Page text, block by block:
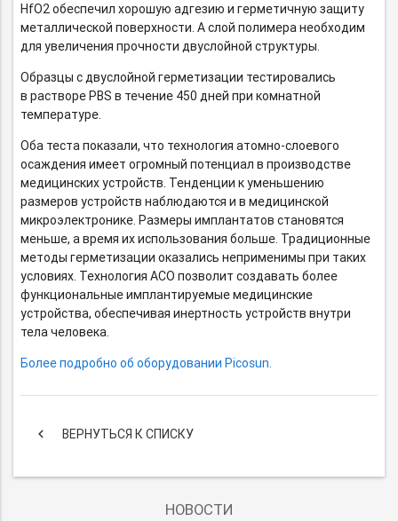
HfO2 обеспечил хорошую адгезию и герметичную защиту
металлической поверхности. А слой полимера необходим
для увеличения прочности двуслойной структуры.
Образцы с двуслойной герметизации тестировались
в растворе PBS в течение 450 дней при комнатной
температуре.
Оба теста показали, что технологияатомно-слоевого
осаждения имеет огромный потенциал в производстве
медицинских устройств. Тенденции к уменьшению
размеров устройств наблюдаются и в медицинской
микроэлектронике. Размеры имплантатов становятся
меньше, а время их использования больше. Традиционные
методы герметизации оказались неприменимы при таких
условиях. Технология АСО позволит создавать более
функциональные имплантируемые медицинские
устройства, обеспечивая инертность устройств внутри
тела человека.
Более подробно об оборудовании Picosun.
keyboard_arrow_left ВЕРНУТЬСЯ К СПИСКУ
НОВОСТИ